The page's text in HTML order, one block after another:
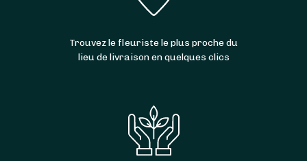
Trouvez le fleuriste le plus proche du
lieu de livraison en quelques clics